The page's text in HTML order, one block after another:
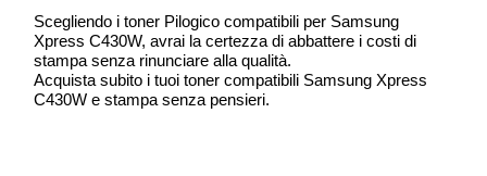
Scegliendo i toner Pilogico compatibili per Samsung
Xpress C430W, avrai la certezza di abbattere i costi di
stampa senza rinunciare alla qualità.
Acquista subito i tuoi toner compatibili Samsung Xpress
C430W e stampa senza pensieri.